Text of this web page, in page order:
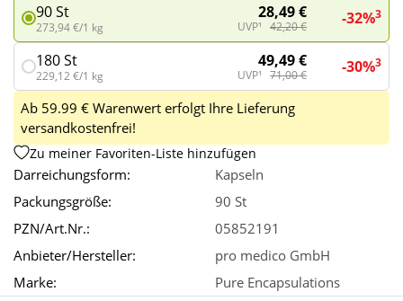
90 St
273,94 €/1 kg
28,49 €
UVP¹ 42,20 € -32%3
180 St
229,12 €/1 kg
49,49 €
UVP¹ 71,00 € -30%3
Ab 59.99 € Warenwert erfolgt Ihre Lieferung
versandkostenfrei!
Zu meiner Favoriten-Liste hinzufügen
Darreichungsform:
Kapseln
Packungsgröße:
90 St
PZN/Art.Nr.:
05852191
Anbieter/Hersteller:
pro medico GmbH
Marke:
Pure Encapsulations